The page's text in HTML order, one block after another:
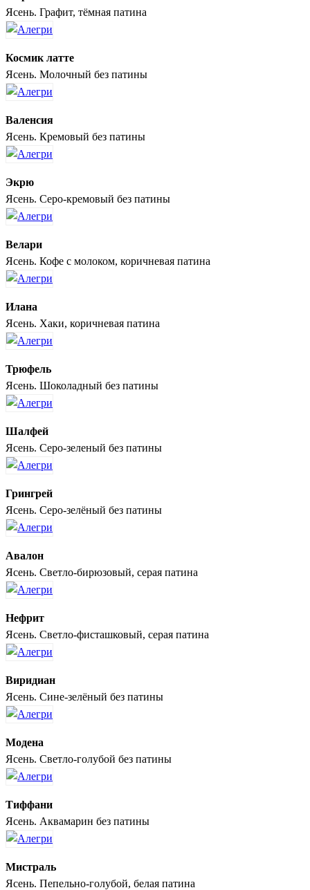
Ясень. Графит, тёмная патина
Космик латте
Ясень. Молочный без патины
Валенсия
Ясень. Кремовый без патины
Экрю
Ясень. Серо-кремовый без патины
Велари
Ясень. Кофе с молоком, коричневая патина
Илана
Ясень. Хаки, коричневая патина
Трюфель
Ясень. Шоколадный без патины
Шалфей
Ясень. Серо-зеленый без патины
Грингрей
Ясень. Серо-зелёный без патины
Авалон
Ясень. Светло-бирюзовый, серая патина
Нефрит
Ясень. Светло-фисташковый, серая патина
Виридиан
Ясень. Сине-зелёный без патины
Модена
Ясень. Светло-голубой без патины
Тиффани
Ясень. Аквамарин без патины
Мистраль
Ясень. Пепельно-голубой, белая патина